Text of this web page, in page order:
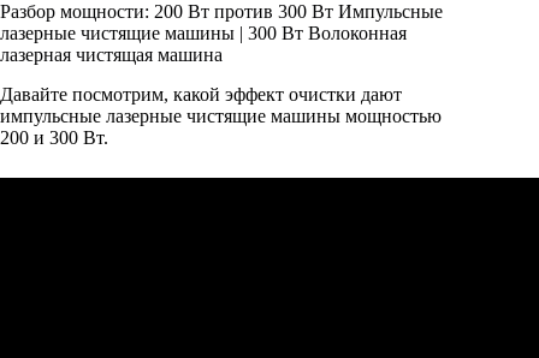
Разбор мощности: 200 Вт против 300 Вт Импульсные
лазерные чистящие машины | 300 Вт Волоконная
лазерная чистящая машина
Давайте посмотрим, какой эффект очистки дают
импульсные лазерные чистящие машины мощностью
200 и 300 Вт.